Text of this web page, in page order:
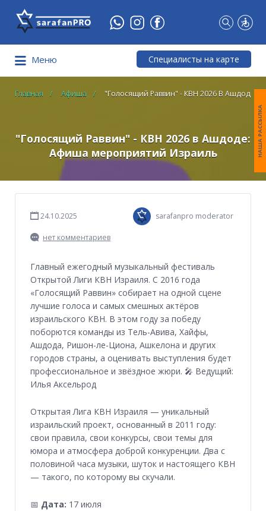
Что
Вы
ищете?
Меню Специалисты на карте
Главная Афиша "Голосящий Раввин" - КВН 2026 В Ашдоде
"Голосящий Раввин" - КВН 2026 в Ашдоде:
Афиша мероприятий Израиль
24.10.2025 sarafanpro moderator
нет комментариев
Главный ежегодный музыкальный фестиваль
Открытой Лиги КВН Израиля. С 2016 года
«Голосящий Раввин» собирает на одной сцене
лучшие голоса и самых смешных актёров
израильского КВН. В этом году за победу
поборются команды из Тель-Авива, Хайфы,
Ашдода, Ришон-ле-Циона, Ашкелона и других
городов страны, а оценивать выступления будет
профессиональное и звёздное жюри. 🎤 Ведущий:
Илья Аксельрод
Открытая Лига КВН Израиля — уникальный
израильский проект, основанный в 2011 году:
свои правила, свои конкурсы, свои темы для
юмора и атмосфера доброй конкуренции. Два с
половиной часа музыки, шуток и настоящего КВН
— такого, по которому вы скучали.
📅 Дата: 17 июля
НАША РАССЫЛКА